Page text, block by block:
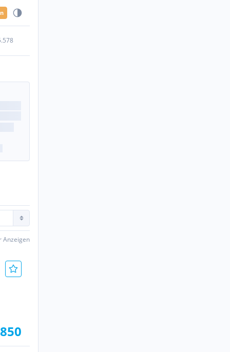
Anzeigen